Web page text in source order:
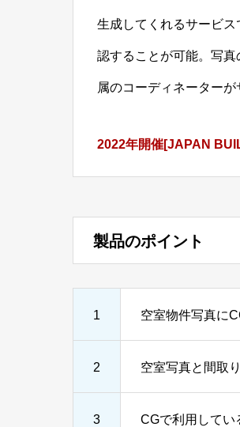
生成してくれるサービ
認することが可能。写
属のコーディネーターが
2022年開催[JAPAN
製品のポイント
1 空室物件写真に
2 空室写真と間取
3 CGで利用してい